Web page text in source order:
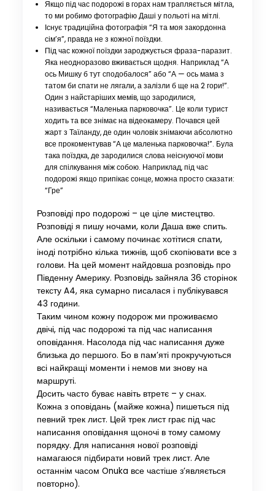
Якщо під час подорожі в горах нам трапляється мітла,
то ми робимо фотографію Даші у польоті на мітлі.
Існує традиційна фотографія “Я та моя закордонна
сім’я”, правда не з кожної поїздки.
Під час кожної поїздки зароджується фраза-паразит.
Яка неодноразово вживається щодня. Наприклад “А
ось Мишку б тут сподобалося” або “А — ось мама з
татом би спати не лягали, а залізли б ще на 2 гори!”.
Один з найстаріших мемів, що зародилися,
називається “Маленька парковочка”. Це коли турист
ходить та все знімає на відеокамеру. Почався цей
жарт з Таїланду, де один чоловік знімаючи абсолютно
все прокоментував “А це маленька парковочка!”. Була
така поїздка, де зародилися слова неіснуючої мови
для спілкування між собою. Наприклад, під час
подорожі якщо припікає сонце, можна просто сказати:
“Гре”
Розповіді про подорожі – це ціле мистецтво.
Розповіді я пишу ночами, коли Даша вже спить.
Але оскільки і самому починає хотітися спати,
іноді потрібно кілька тижнів, щоб скопіювати все з
голови. На цей момент найдовша розповідь про
Південну Америку. Розповідь зайняла 36 сторінок
тексту A4, яка сумарно писалася і публікувався
43 години.
Таким чином кожну подорож ми проживаємо
двічі, під час подорожі та під час написання
оповідання. Насолода під час написання дуже
близька до першого. Бо в пам’яті прокручуються
всі найкращі моменти і немов ми знову на
маршруті.
Досить часто буває навіть втретє – у снах.
Кожна з оповідань (майже кожна) пишеться під
певний трек лист. Цей трек лист грає під час
написання оповідання щоночі в тому самому
порядку. Для написання нової розповіді
намагаюся підбирати новий трек лист. Але
останнім часом Onuka все частіше з’являється
повторно).